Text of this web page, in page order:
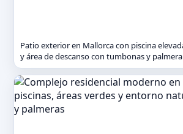
Patio exterior en Mallorca con piscina
y área de descanso con tumbonas y palmera